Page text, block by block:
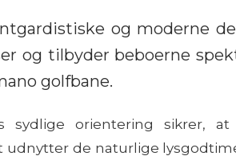
og moderne
og tilbyder beboerne
golfbane.
sydlige orientering sikrer,
udnytter de naturlige